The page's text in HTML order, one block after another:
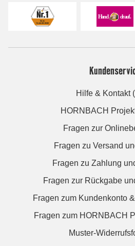
Hilfe & Kontakt
HORNBACH
Fragen zur
Fragen zu Versand
Fragen zu Zahlung
Fragen zur Rückgabe
Fragen zum Kundenkonto
Fragen zum HORNBACH
Muster-